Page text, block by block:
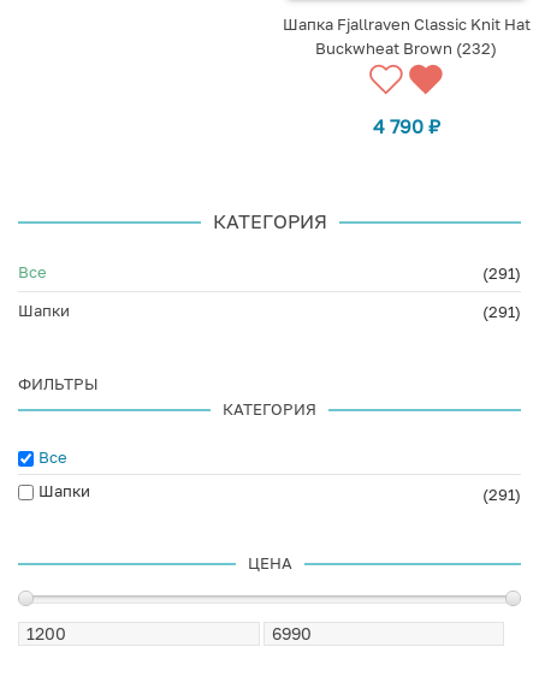
Шапка Fjallraven Classic Knit Hat
Buckwheat Brown (232)
4 790 ₽
КАТЕГОРИЯ
Все
(291)
Шапки
(291)
ФИЛЬТРЫ
КАТЕГОРИЯ
Все
Шапки
(291)
ЦЕНА